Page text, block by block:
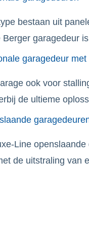
bestaan uit
garagedeur
garagedeur
ook voor
de ultieme
Line
de uitstraling van